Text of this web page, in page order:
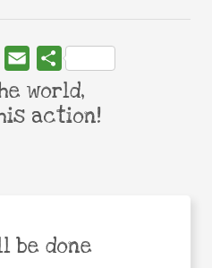
be done
WhatsApp
Email Share
world,
action!